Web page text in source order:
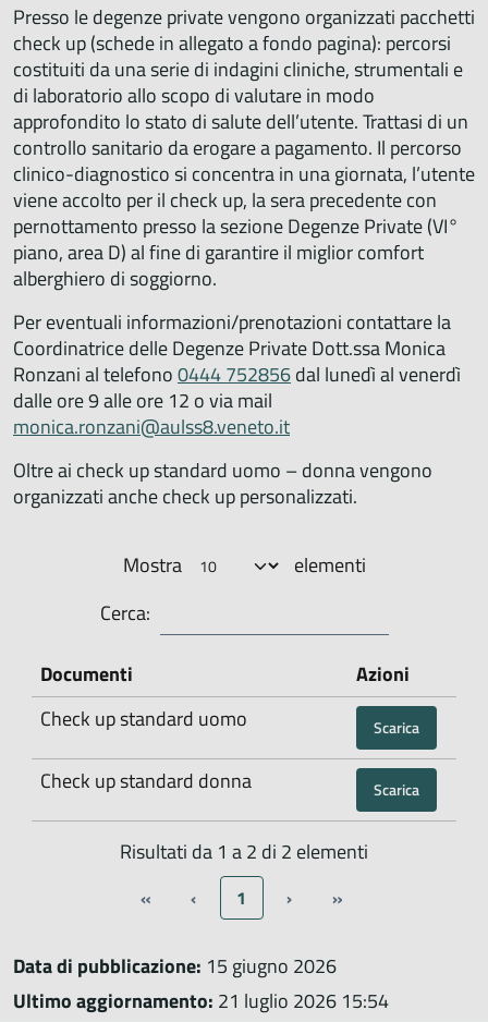
Presso le degenze private vengono organizzati pacchetti
check up (schede in allegato a fondo pagina): percorsi
costituiti da una serie di indagini cliniche, strumentali e
di laboratorio allo scopo di valutare in modo
approfondito lo stato di salute dell’utente. Trattasi di un
controllo sanitario da erogare a pagamento. Il percorso
clinico-diagnostico si concentra in una giornata, l’utente
viene accolto per il check up, la sera precedente con
pernottamento presso la sezione Degenze Private (VI°
piano, area D) al fine di garantire il miglior comfort
alberghiero di soggiorno.
Per eventuali informazioni/prenotazioni contattare la
Coordinatrice delle Degenze Private Dott.ssa Monica
Ronzani al telefono0444 752856dal lunedì al venerdì
dalle ore 9 alle ore 12 o via mail
monica.ronzani@aulss8.veneto.it
Oltre ai check up standard uomo – donna vengono
organizzati anche check up personalizzati.
Mostra
elementi
Cerca:
Documenti
Azioni
Check up standard uomo
Scarica
Check up standard donna Scarica
Risultati da 1 a 2 di 2 elementi
« ‹ 1 › »
Data di pubblicazione: 15 giugno 2026
Ultimo aggiornamento: 21 luglio 2026 15:54